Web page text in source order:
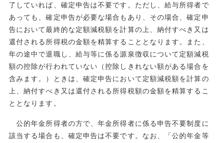
了していれば、確定申告は不要です。ただし、給与所得者で
あっても、確定申告が必要な場合もあり、その場合、確定申
告において最終的な定額減税額を計算の上、納付すべき又は
還付される所得税の金額を精算することとなります。また、
年の途中で退職し、給与等に係る源泉徴収について定額減税
額の控除が行われていない（控除しきれない額がある場合を
含みます。）ときは、確定申告において定額減税額を計算の
上、納付すべき又は還付される所得税額の金額を精算するこ
ととなります。
公的年金所得者の方で、年金所得者に係る申告不要制度に
該当する場合も、確定申告は不要です。なお、「公的年金等